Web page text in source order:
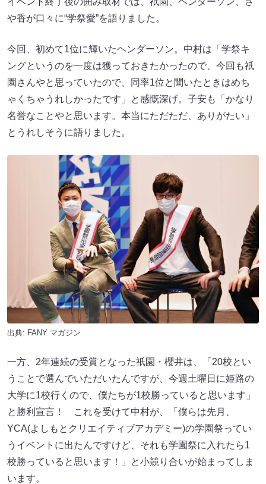
や香が口々に“学祭愛”を語りました。
今回、初めて1位に輝いたヘンダーソン。中村は「学祭キ
ングというのを一度は獲っておきたかったので、今回も祇
園さんやと思っていたので、同率1位と聞いたときはめち
ゃくちゃうれしかったです」と感慨深げ。子安も「かなり
名誉なことやと思います。本当にただただ、ありがたい」
とうれしそうに語りました。
出典: FANY マガジン
一方、2年連続の受賞となった祇園・櫻井は、「20校とい
うことで選んでいただいたんですが、今週土曜日に姫路の
大学に1校行くので、僕たちが1校勝っていると思います」
と勝利宣言！ これを受けて中村が、「僕らは先月、
YCA(よしもとクリエイティブアカデミー)の学園祭ってい
うイベントに出たんですけど、それも学園祭に入れたら1
校勝っていると思います！」と小競り合いが始まってしま
います。